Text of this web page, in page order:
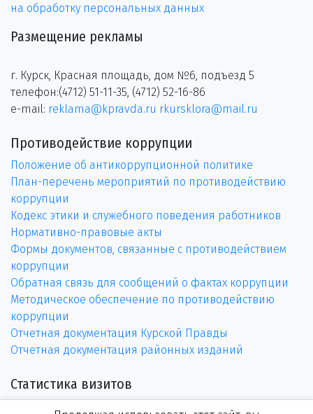
на обработку персональных данных
Размещение рекламы
г. Курск, Красная площадь, дом №6, подъезд 5
телефон:(4712) 51-11-35, (4712) 52-16-86
e-mail: reklama@kpravda.ru rkursklora@mail.ru
Противодействие коррупции
Положение об антикоррупционной политике
План-перечень мероприятий по противодействию
коррупции
Кодекс этики и служебного поведения работников
Нормативно-правовые акты
Формы документов, связанные с противодействием
коррупции
Обратная связь для сообщений о фактах коррупции
Методическое обеспечение по противодействию
коррупции
Отчетная документация Курской Правды
Отчетная документация районных изданий
Статистика визитов